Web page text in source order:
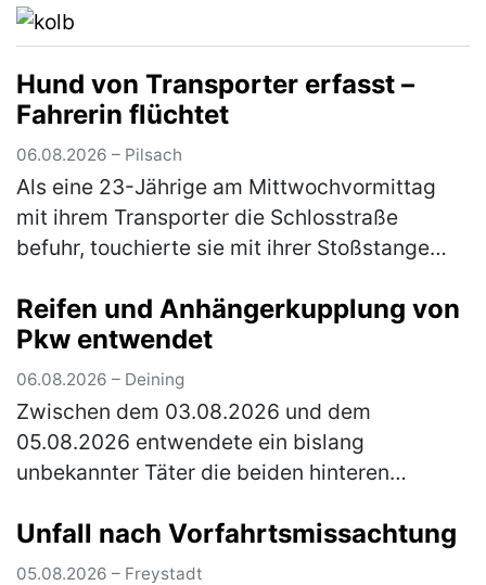
Hund von Transporter erfasst –
Fahrerin flüchtet
06.08.2026 – Pilsach
Als eine 23-Jährige am Mittwochvormittag
mit ihrem Transporter die Schlosstraße
befuhr, touchierte sie mit ihrer Stoßstange
33-jährigen Besitzerin auf der …(mehr)
Reifen und Anhängerkupplung von
Pkw entwendet
06.08.2026 – Deining
Zwischen dem 03.08.2026 und dem
05.08.2026 entwendete ein bislang
unbekannter Täter die beiden hinteren
samt E-Satz von einem Citroen, der auf einem
Parkplatz n…(mehr)
Unfall nach Vorfahrtsmissachtung
05.08.2026 – Freystadt